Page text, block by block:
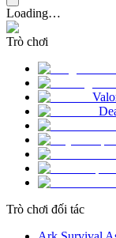
Loading…
Trò chơi
Trò chơi đối tác